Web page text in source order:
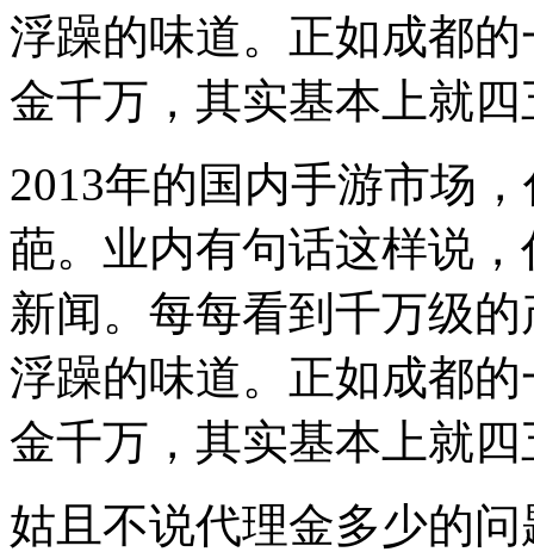
浮躁的味道。正如成都
金千万，其实基本上就
2013年的国内手游市场
葩。业内有句话这样说
新闻。每每看到千万级
浮躁的味道。正如成都
金千万，其实基本上就
姑且不说代理金多少的